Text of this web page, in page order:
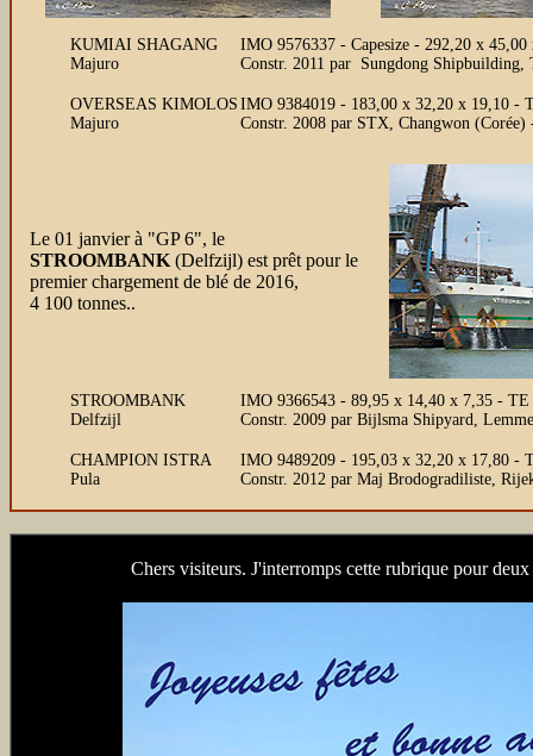
KUMIAI SHAGANG
Majuro
IMO 9576337 - Capesize - 292,20 x
Constr. 2011 par Sungdong
OVERSEAS KIMOLOS
Majuro
IMO 9384019 - 183,00 x 32,20 x 19,10 -
Constr. 2008 par STX, Changwon
Le 01 janvier à "GP 6", le
STROOMBANK (Delfzijl) est prêt pour le
premier chargement de blé de 2016,
4 100 tonnes..
STROOMBANK
Delfzijl
IMO 9366543 - 89,95 x 14,40 x 7,35 -
Constr. 2009 par Bijlsma Shipyard,
CHAMPION ISTRA
Pula
IMO 9489209 - 195,03 x 32,20 x 17,80 -
Constr. 2012 par Maj Brodogradiliste,
Chers visiteurs. J'interromps cette rubrique pour